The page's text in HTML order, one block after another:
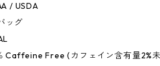
/ USDA
ッグ
Caffeine Free (カフェイン含有量2%